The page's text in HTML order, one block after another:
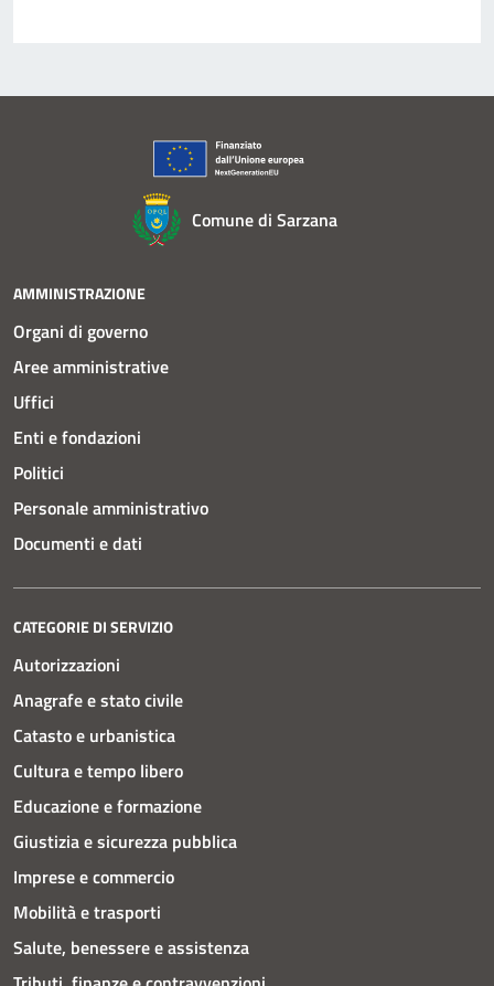
Comune di Sarzana
AMMINISTRAZIONE
Organi di governo
Aree amministrative
Uffici
Enti e fondazioni
Politici
Personale amministrativo
Documenti e dati
CATEGORIE DI SERVIZIO
Autorizzazioni
Anagrafe e stato civile
Catasto e urbanistica
Cultura e tempo libero
Educazione e formazione
Giustizia e sicurezza pubblica
Imprese e commercio
Mobilità e trasporti
Salute, benessere e assistenza